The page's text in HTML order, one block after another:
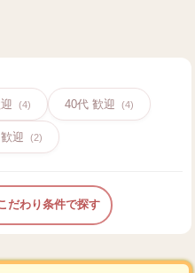
(4) 40代 歓迎 (4)
迎 (2)
だわり条件で探す